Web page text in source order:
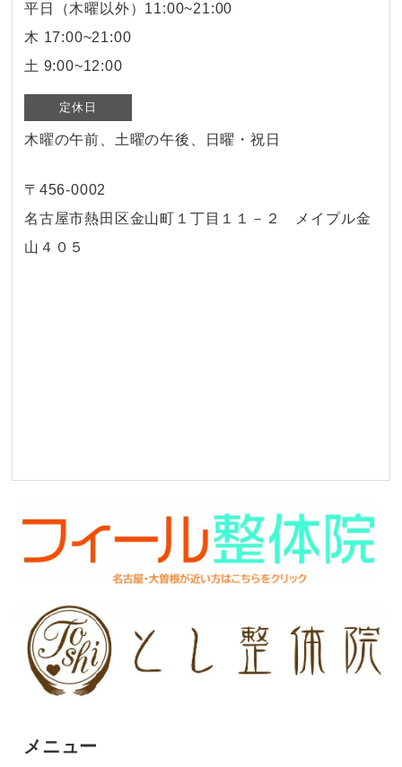
平日（木曜以外）11:00~21:00
木 17:00~21:00
土 9:00~12:00
定休日
木曜の午前、土曜の午後、日曜・祝日
〒456-0002
名古屋市熱田区金山町１丁目１１－２ メイプル金
山４０５
メニュー